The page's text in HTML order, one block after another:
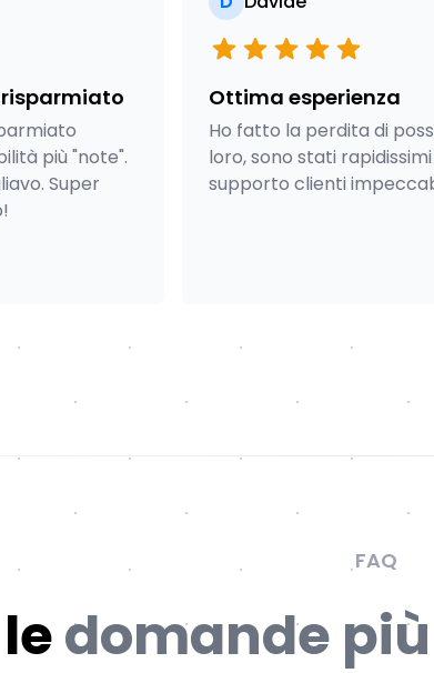
risparmiato
più "note".
Super
Ottima esperienza
Ho fatto la perdita di
loro, sono stati rapidissimi
supporto clienti
FAQ
domande